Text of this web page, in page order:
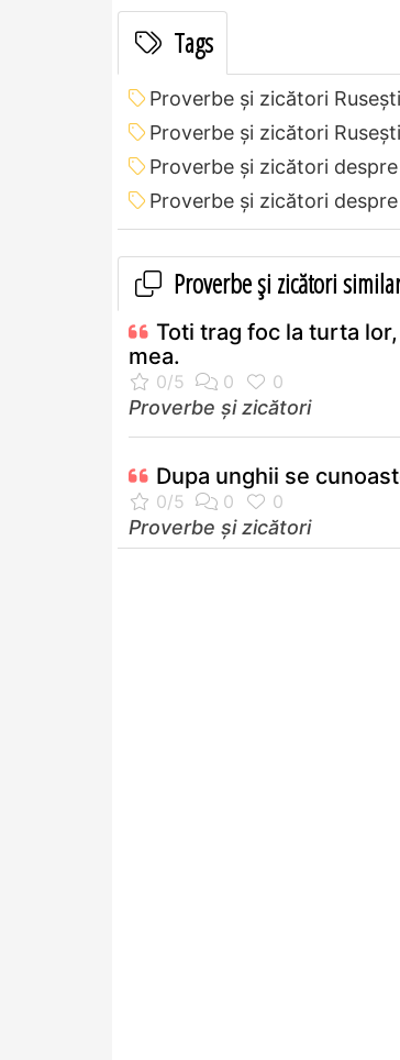
Tags
Proverbe și zicători Ruseşti
Proverbe și zicători
Proverbe și zicători
Proverbe și zicători
Proverbe și zicători
Toti trag foc la turta
mea.
Proverbe și zicători
Dupa unghii se
Proverbe și zicători